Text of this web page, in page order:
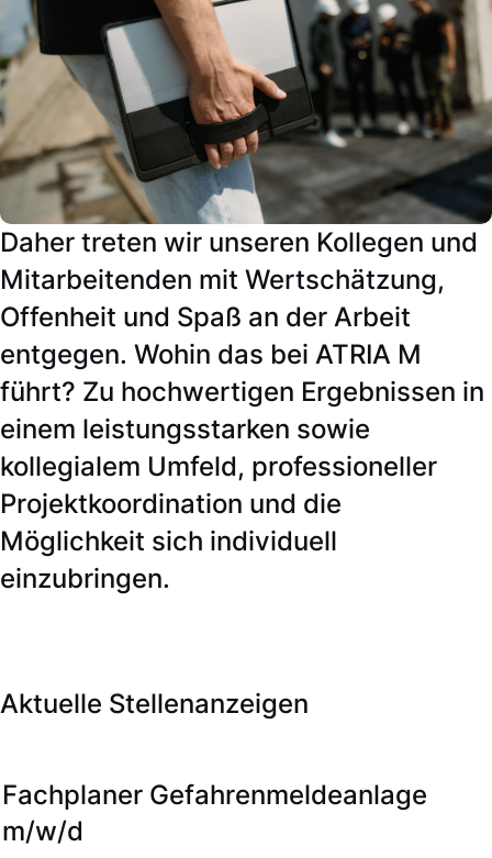
Daher treten wir unseren Kollegen und
Mitarbeitenden mit Wertschätzung,
Offenheit und Spaß an der Arbeit
entgegen. Wohin das bei ATRIA M
führt? Zu hochwertigen Ergebnissen in
einem leistungsstarken sowie
kollegialem Umfeld, professioneller
Projektkoordination und die
Möglichkeit sich individuell
einzubringen.
Aktuelle Stellenanzeigen
Fachplaner Gefahrenmeldeanlage
m/w/d